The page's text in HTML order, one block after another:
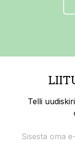
Telli